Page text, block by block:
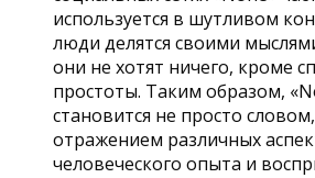
используется в шутливом
люди делятся своими
они не хотят ничего, кроме
простоты. Таким образом,
становится не просто
отражением различных
человеческого опыта и